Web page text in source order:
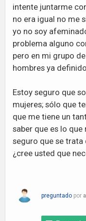
intente juntarme
no era igual no me
yo no soy
problema alguno
pero en mi grupo
hombres ya
Estoy seguro que
mujeres; sólo que
que me tiene un
saber que es lo
seguro que se
¿cree usted que
preguntado por